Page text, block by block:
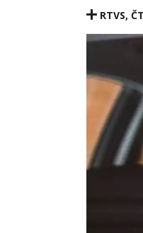
RTVS,